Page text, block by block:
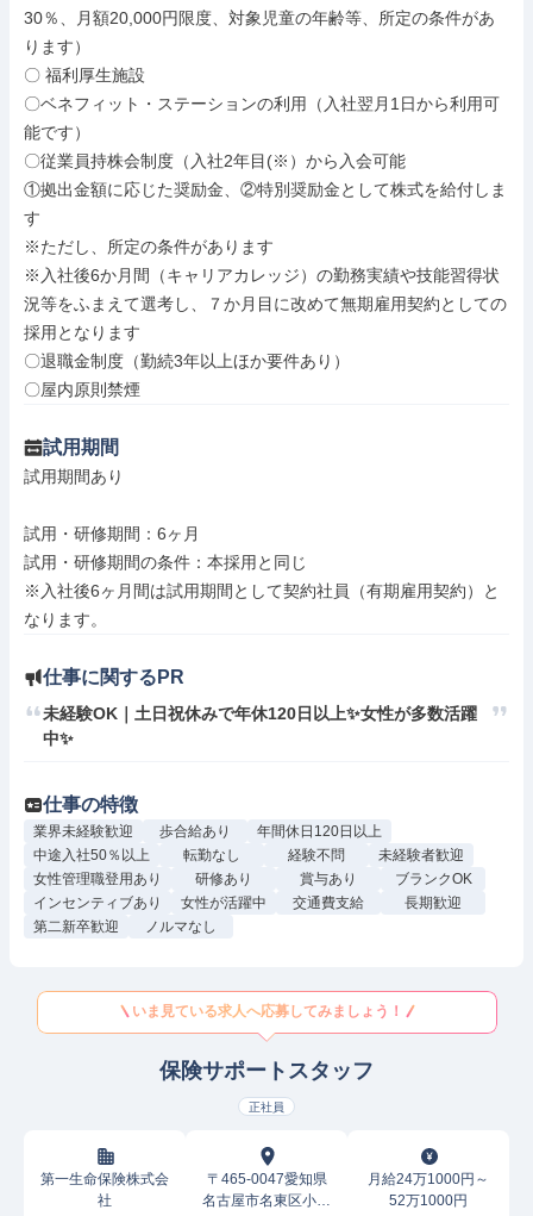
30％、月額20,000円限度、対象児童の年齢等、所定の条件があ
ります）
〇 福利厚生施設
〇ベネフィット・ステーションの利用（入社翌月1日から利用可
能です）
〇従業員持株会制度（入社2年目(※）から入会可能
①拠出金額に応じた奨励金、②特別奨励金として株式を給付しま
す
※ただし、所定の条件があります
※入社後6か月間（キャリアカレッジ）の勤務実績や技能習得状
況等をふまえて選考し、７か月目に改めて無期雇用契約としての
採用となります
〇退職金制度（勤続3年以上ほか要件あり）
〇屋内原則禁煙
試用期間
試用期間あり
試用・研修期間：6ヶ月
試用・研修期間の条件：本採用と同じ
※入社後6ヶ月間は試用期間として契約社員（有期雇用契約）と
仕事に関するPR
未経験OK｜土日祝休みで年休120日以上✨女性が多数活躍
中✨
仕事の特徴
業界未経験歓迎 歩合給あり
年間休日120日以上
中途入社50％以上
転勤なし 経験不問
未経験者歓迎
女性管理職登用あり
研修あり 賞与あり
ブランクOK
インセンティブあり
女性が活躍中 交通費支給
長期歓迎
第二新卒歓迎
ノルマなし
いま見ている求人へ応募してみましょう！
保険サポートスタッフ
正社員
第一生命保険株式会
社
〒465-0047愛知県
名古屋市名東区小池
月給24万1000円～
52万1000円